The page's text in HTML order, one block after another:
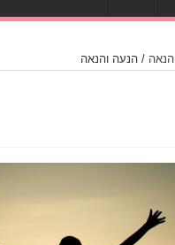
/הנעה והנאה